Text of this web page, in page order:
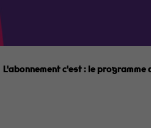
L'abonnement c'est : le programme